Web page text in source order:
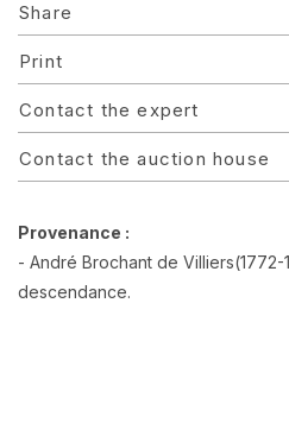
Share
Print
Contact the expert
Contact the auction house
Provenance :
- André Brochant de
descendance.